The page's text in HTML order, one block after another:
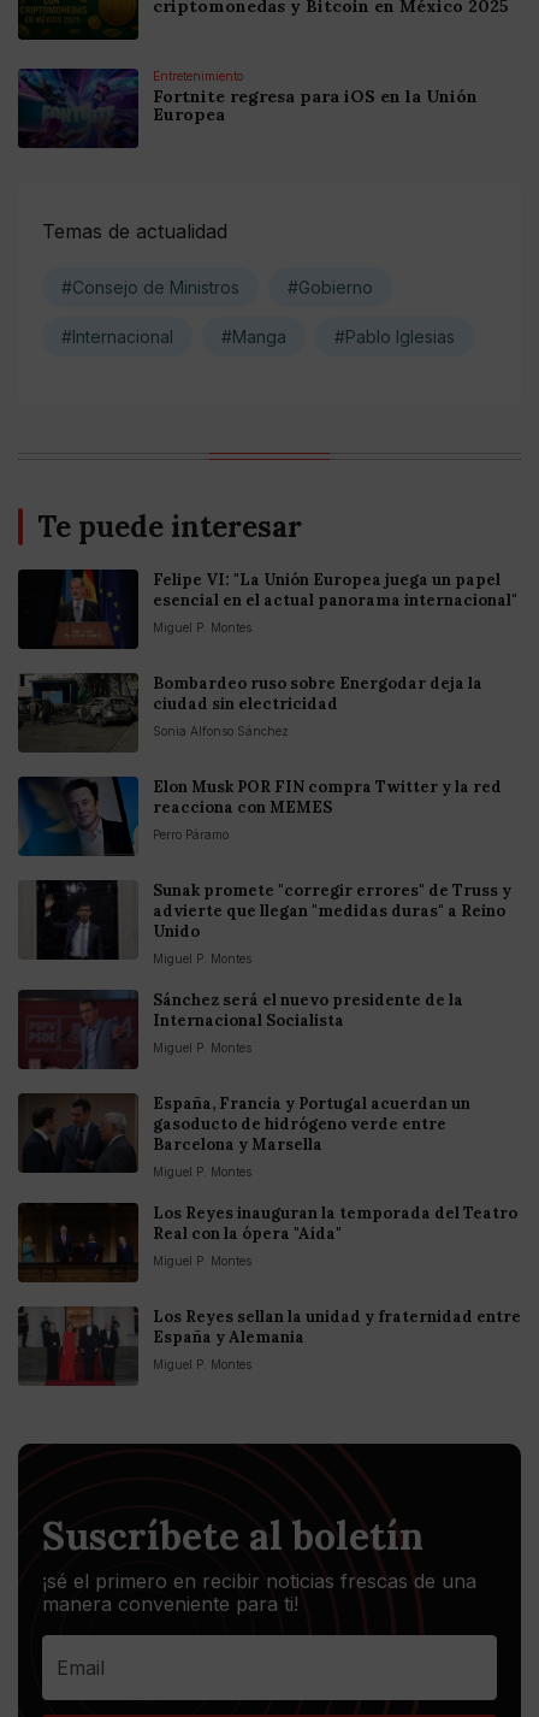
criptomonedas y Bitcoin en México 2025
Entretenimiento
Fortnite regresa para iOS en la Unión
Europea
Temas de actualidad
#Consejo de Ministros #Gobierno
#Internacional #Manga #Pablo Iglesias
Te puede interesar
Felipe VI: "La Unión Europea juega un papel
esencial en el actual panorama internacional"
Miguel P. Montes
Bombardeo ruso sobre Energodar deja la
ciudad sin electricidad
Sonia Alfonso Sánchez
Elon Musk POR FIN compra Twitter y la red
reacciona con MEMES
Perro Páramo
Sunak promete "corregir errores" de Truss y
advierte que llegan "medidas duras" a Reino
Unido
Miguel P. Montes
Sánchez será el nuevo presidente de la
Internacional Socialista
Miguel P. Montes
España, Francia y Portugal acuerdan un
gasoducto de hidrógeno verde entre
Barcelona y Marsella
Miguel P. Montes
Los Reyes inauguran la temporada del Teatro
Real con la ópera "Aída"
Miguel P. Montes
Los Reyes sellan la unidad y fraternidad entre
España y Alemania
Miguel P. Montes
Suscríbete al boletín
¡sé el primero en recibir noticias frescas de una
manera conveniente para ti!